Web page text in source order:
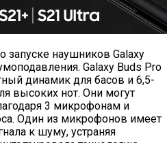
запуске наушников Galaxy
Galaxy Buds Pro
динамик для басов и 6,5-
высоких нот. Они могут
3 микрофонам и
Один из микрофонов имеет
к шуму, устраняя